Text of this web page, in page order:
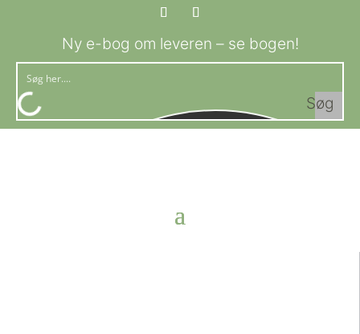
Ny e-bog om leveren – se bogen!
Søg